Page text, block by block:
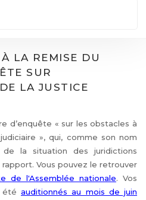
LA REMISE DU
SUR
LA JUSTICE
d’enquête « sur les obstacles à
», qui, comme son nom
la situation des juridictions
Vous pouvez le retrouver
de l'Assemblée nationale. Vos
été auditionnés au mois de juin